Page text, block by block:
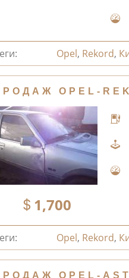
Opel, Rekord,
OPEL-
1,700
Opel, Rekord,
OPEL-